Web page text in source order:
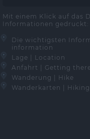
Mit einem Klick auf das
Informationen gedruckt:
Die wichtigsten
information
Lage | Location
Anfahrt | Getting
Wanderung | Hike
Wanderkarten |